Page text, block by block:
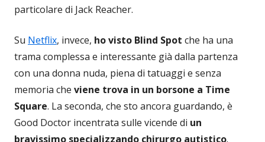
particolare di Jack Reacher.
Su Netflix, invece, ho visto Blind Spot che ha una
trama complessa e interessante già dalla partenza
con una donna nuda, piena di tatuaggi e senza
memoria che viene trova in un borsone a Time
Square. La seconda, che sto ancora guardando, è
Good Doctor incentrata sulle vicende di un
bravissimo specializzando chirurgo autistico.